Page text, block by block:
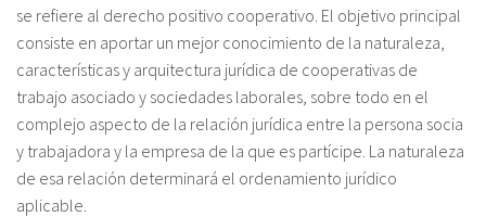
se refiere al derecho positivo cooperativo. El objetivo principal
consiste en aportar un mejor conocimiento de la naturaleza,
características y arquitectura jurídica de cooperativas de
trabajo asociado y sociedades laborales, sobre todo en el
complejo aspecto de la relación jurídica entre la persona socia
y trabajadora y la empresa de la que es partícipe. La naturaleza
de esa relación determinará el ordenamiento jurídico
aplicable.